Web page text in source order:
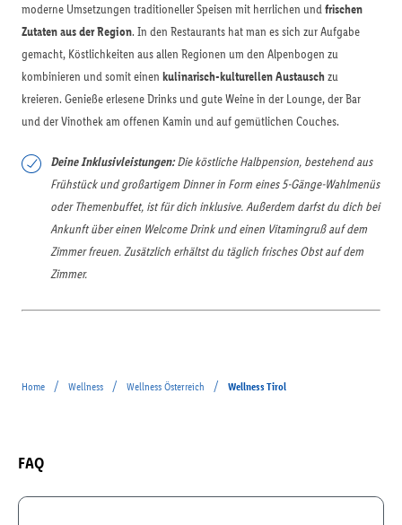
moderne Umsetzungen traditioneller Speisen mit herrlichen undfrischen
Zutaten aus der Region. In den Restaurants hat man es sich zur Aufgabe
gemacht, Köstlichkeiten aus allen Regionen um den Alpenbogen zu
kombinieren und somit einen kulinarisch-kulturellen Austauschzu
kreieren. Genieße erlesene Drinks und gute Weine in der Lounge, der Bar
und der Vinothek am offenen Kamin und auf gemütlichen Couches.
Deine Inklusivleistungen:Die köstliche Halbpension, bestehend aus
Frühstück und großartigem Dinner in Form eines 5-Gänge-Wahlmenüs
oder Themenbuffet, ist für dich inklusive. Außerdem darfst du dich bei
Ankunft über einen Welcome Drink und einen Vitamingruß auf dem
Zimmer freuen. Zusätzlich erhältst du täglich frisches Obst auf dem
Zimmer.
Home / Wellness / Wellness Österreich / Wellness Tirol
FAQ